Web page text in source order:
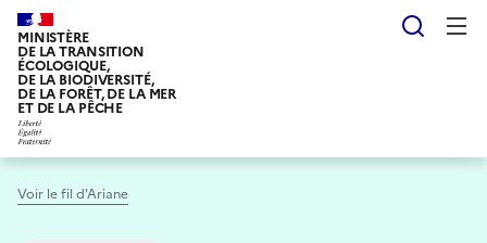
Aller
au
contenu
principal
MINISTÈRE
DE LA TRANSITION
ÉCOLOGIQUE,
DE LA BIODIVERSITÉ,
DE LA FORÊT, DE LA MER
ET DE LA PÊCHE
Voir le fil d'Ariane